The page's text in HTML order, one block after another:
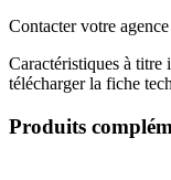
Contacter votre
Caractéristiques à
télécharger la fiche
Produits